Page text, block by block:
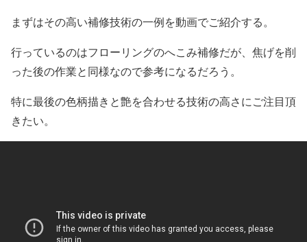
まずはその高い補修技術の一例を動画でご紹介する。
行っているのはフローリングのへこみ補修だが、焦げを削
った後の作業と同様なので参考になるだろう。
特に最後の色柄描きと艶を合わせる技術の高さにご注目頂
きたい。